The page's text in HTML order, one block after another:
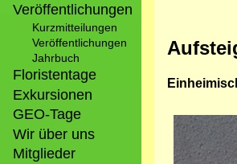
Veröffentlichungen
Kurzmitteilungen
Veröffentlichungen
Jahrbuch
Floristentage
Exkursionen
GEO-Tage
Wir über uns
Mitglieder
Bild